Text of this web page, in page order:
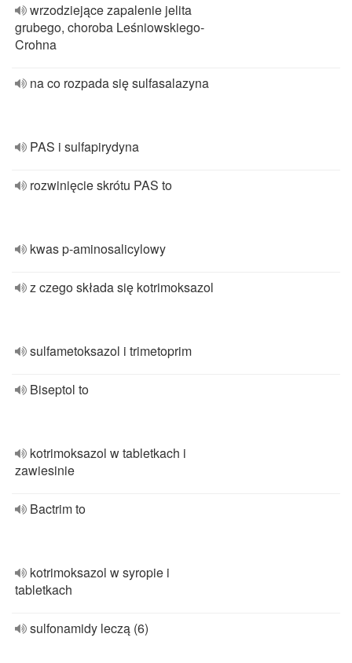
wrzodziejące zapalenie jelita
grubego, choroba Leśniowskiego-
Crohna
na co rozpada się sulfasalazyna
PAS i sulfapirydyna
rozwinięcie skrótu PAS to
kwas p-aminosalicylowy
z czego składa się kotrimoksazol
sulfametoksazol i trimetoprim
Biseptol to
kotrimoksazol w tabletkach i
zawiesinie
Bactrim to
kotrimoksazol w syropie i
tabletkach
sulfonamidy leczą (6)